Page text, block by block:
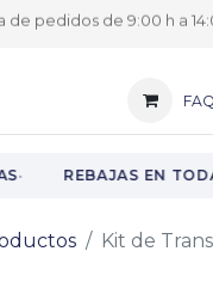
pedidos de 9:00 h a
· REBAJAS EN
Kit de